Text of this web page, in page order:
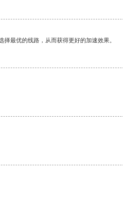
最优的线路，从而获得更好的加速效果。